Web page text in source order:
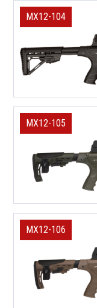
MX12-104
MX12-105
MX12-106